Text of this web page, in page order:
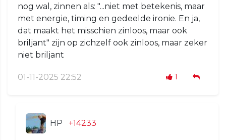
nog wal, zinnen als: "...niet met betekenis, maar
met energie, timing en gedeelde ironie. En ja,
dat maakt het misschien zinloos, maar ook
briljant" zijn op zichzelf ook zinloos, maar zeker
niet briljant
01-11-2025 22:52 1
HP +14233